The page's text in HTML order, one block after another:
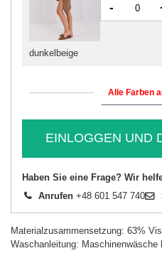
dunkelbeige
-
Alle Farben
EINLOGGEN UND
Haben Sie eine Frage? Wir
Anrufen +48 601 547 740
Materialzusammensetzung: 63%
Waschanleitung: Maschinenwäsche